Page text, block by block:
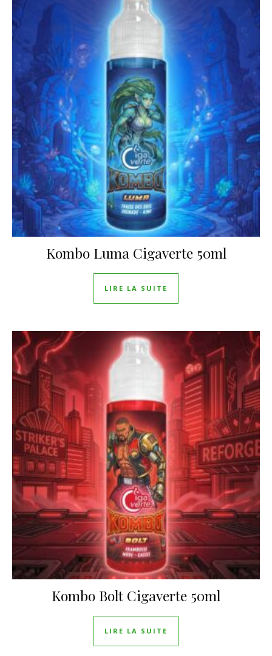
Kombo Luma Cigaverte 50ml
LIRE LA SUITE
Kombo Bolt Cigaverte 50ml
LIRE LA SUITE